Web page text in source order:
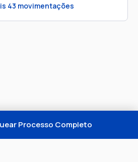
43 movimentações
Processo Completo